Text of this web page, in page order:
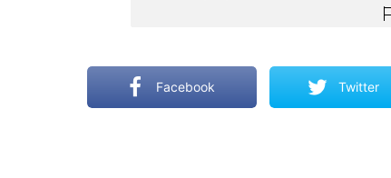
Facebook Twitter